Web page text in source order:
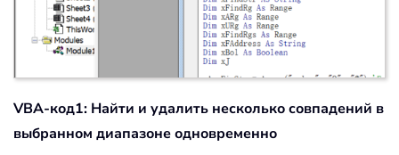
VBA-код1: Найти и удалить несколько совпадений в
выбранном диапазоне одновременно